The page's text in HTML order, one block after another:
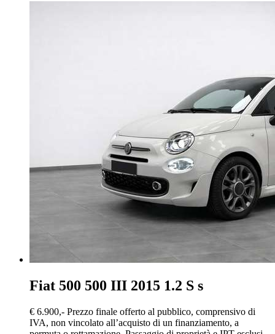
Fiat 500 500 III 2015 1.2 S s
€ 6.900,- Prezzo finale offerto al pubblico, comprensivo di
IVA, non vincolato all’acquisto di un finanziamento, a